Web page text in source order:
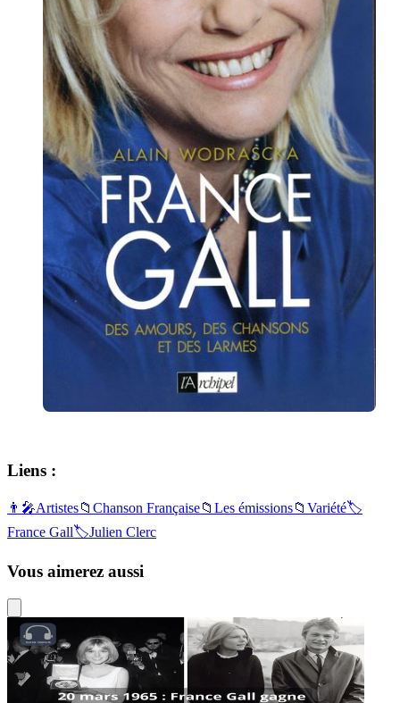
Liens :
Artistes📁Chanson Française 📁Les émissions 📁Variété🏷️
France Gall
🏷️Julien Clerc
Vous aimerez aussi
Artistes
20 mars 1965 : France Gall gagne le
Concours Eurovision à Naples mais
Claude François, jaloux, la quitte…
24 mars 2025